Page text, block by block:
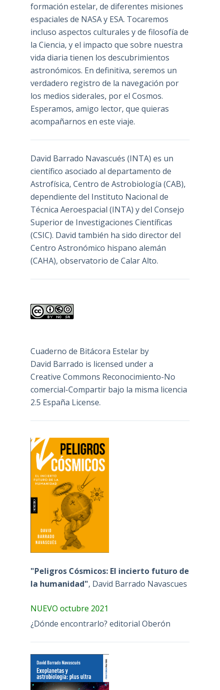
formación estelar, de diferentes misiones
espaciales de NASA y ESA. Tocaremos
incluso aspectos culturales y de filosofía de
la Ciencia, y el impacto que sobre nuestra
vida diaria tienen los descubrimientos
astronómicos. En definitiva, seremos un
verdadero registro de la navegación por
los medios siderales, por el Cosmos.
Esperamos, amigo lector, que quieras
acompañarnos en este viaje.
David Barrado Navascués (INTA) es un
científico asociado al departamento de
Astrofísica, Centro de Astrobiología (CAB),
dependiente del Instituto Nacional de
Técnica Aeroespacial (INTA) y del Consejo
Superior de Investigaciones Científicas
(CSIC). David también ha sido director del
Centro Astronómico hispano alemán
(CAHA), observatorio de Calar Alto.
Cuaderno de Bitácora Estelarby
David Barrado is licensed under a
Creative Commons Reconocimiento-No
comercial-Compartir bajo la misma licencia
2.5 España License.
"Peligros Cósmicos: El incierto futuro de
la humanidad", David Barrado Navascues
NUEVO octubre 2021
¿Dónde encontrarlo? editorial Oberón